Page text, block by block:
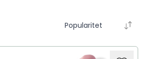
Popularitet